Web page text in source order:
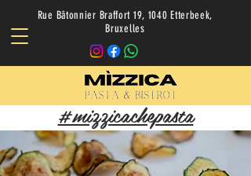
Rue Bâtonnier Braffort 19, 1040 Etterbeek,
Bruxelles
#mizzicachepasta